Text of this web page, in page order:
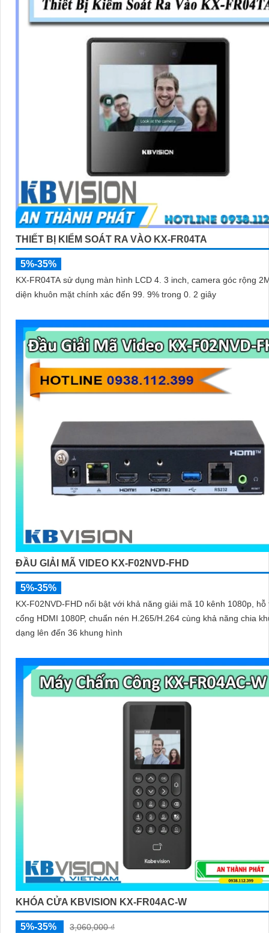
THIẾT BỊ KIỂM SOÁT RA VÀO KX-FR04TA
5%-35%
KX-FR04TA sử dụng màn hình LCD 4. 3 inch, camera góc rộng
diện khuôn mặt chính xác đến 99. 9% trong 0. 2 giây
ĐẦU GIẢI MÃ VIDEO KX-F02NVD-FHD
5%-35%
KX-F02NVD-FHD nổi bật với khả năng giải mã 10 kênh 1080p, hỗ
cổng HDMI 1080P, chuẩn nén H.265/H.264 cùng khả năng chia
dạng lên đến 36 khung hình
KHÓA CỬA KBVISION KX-FR04AC-W
5%-35%
3,060,000 ₫